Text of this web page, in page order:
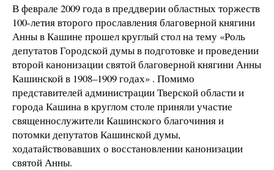
В феврале 2009 года в преддверии областных торжеств
100-летия второго прославления благоверной княгини
Анны в Кашине прошел круглый стол на тему «Роль
депутатов Городской думы в подготовке и проведении
второй канонизации святой благоверной княгини Анны
Кашинской в 1908–1909 годах» . Помимо
представителей администрации Тверской области и
города Кашина в круглом столе приняли участие
священнослужители Кашинского благочиния и
потомки депутатов Кашинской думы,
ходатайствовавших о восстановлении канонизации
святой Анны.